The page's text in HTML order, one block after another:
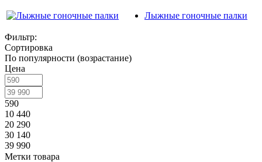
Лыжные гоночные палки
Фильтр:
Сортировка
По популярности (возрастание)
Цена
590
10 440
20 290
30 140
39 990
Метки товара